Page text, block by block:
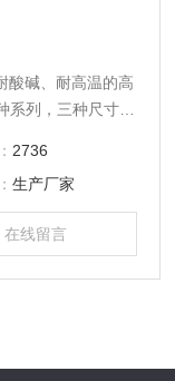
酸碱、耐高温的高
列，三种尺寸供
2736
生产厂家
在线留言